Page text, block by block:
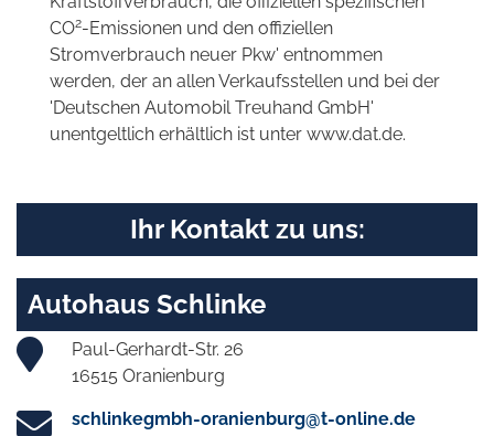
CO2-Emissionen und den offiziellen
Stromverbrauch neuer Pkw' entnommen
werden, der an allen Verkaufsstellen und bei der
'Deutschen Automobil Treuhand GmbH'
unentgeltlich erhältlich ist unter www.dat.de.
Ihr Kontakt zu uns:
Autohaus Schlinke
Paul-Gerhardt-Str. 26
16515 Oranienburg
schlinkegmbh-oranienburg@t-online.de